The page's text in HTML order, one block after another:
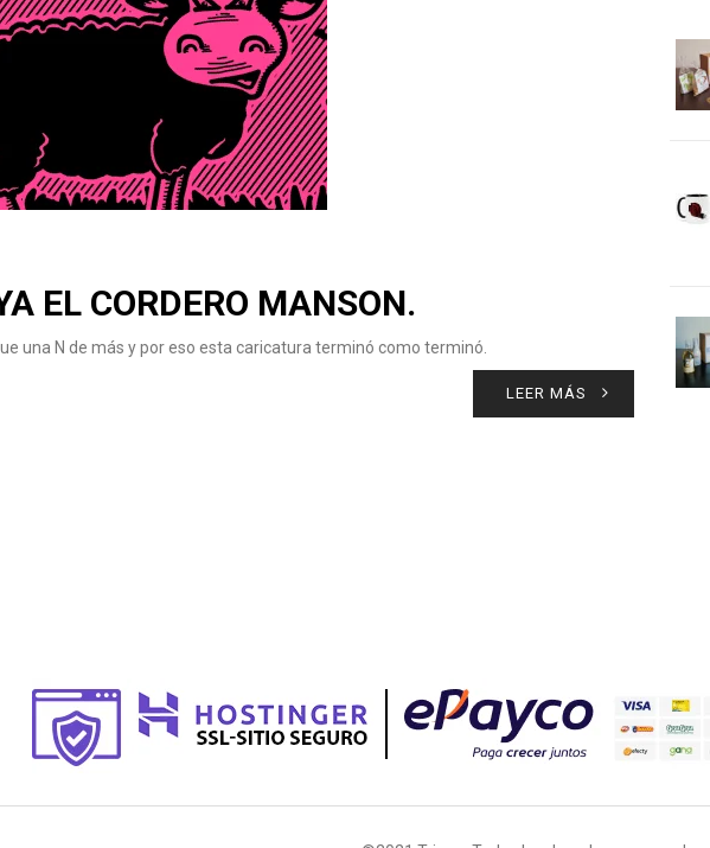
EL CORDERO MANSON.
una N de más y por eso esta caricatura terminó como terminó.
LEER MÁS